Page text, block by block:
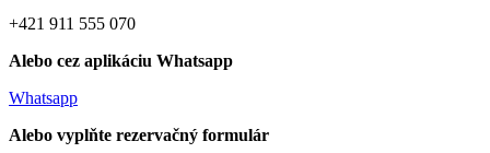
+421 911 555 070
Alebo cez aplikáciu Whatsapp
Whatsapp
Alebo vyplňte rezervačný formulár